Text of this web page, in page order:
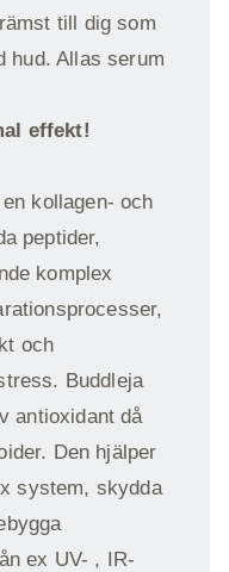
till dig som
hud. Allas serum
effekt!
kollagen- och
peptider,
komplex
och
Buddleja
antioxidant då
Den hjälper
system, skydda
ex UV- , IR-